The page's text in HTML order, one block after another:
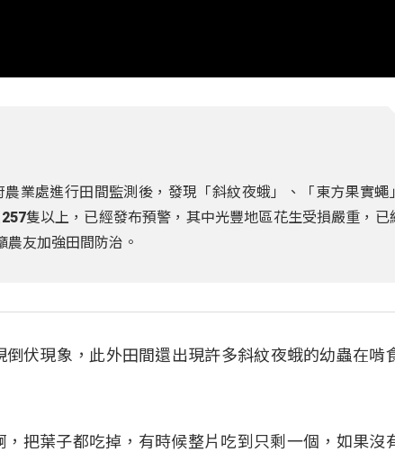
業處進行田間監測後，發現「斜紋夜蛾」、「東方果實蠅
隻以上，已經發布預警，其中光豐地區花生受損嚴重，已
友加強田間防治。
伏現象，此外田間還出現許多斜紋夜蛾的幼蟲在啃
把葉子都吃掉，有時候整片吃到只剩一個，如果沒